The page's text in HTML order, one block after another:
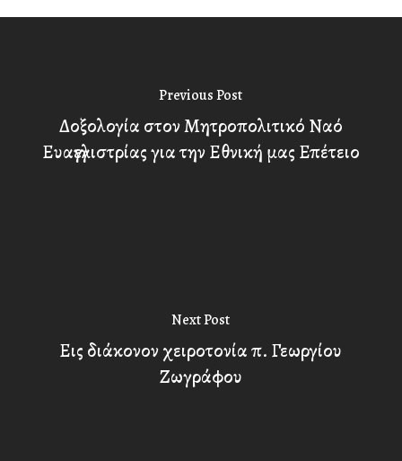
Previous Post
Δοξολογία στον Μητροπολιτικό Ναό
Ευαγγελιστρίας για την Εθνική μας Επέτειο
Next Post
Εις διάκονον χειροτονία π. Γεωργίου
Ζωγράφου